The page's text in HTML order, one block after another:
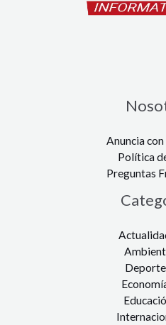
Anuncia
Política
Preguntas